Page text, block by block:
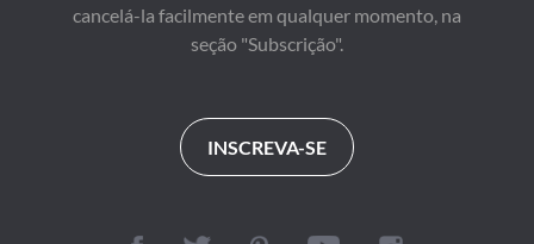
cancelá-la facilmente em qualquer momento, na
seção "Subscrição".
INSCREVA-SE